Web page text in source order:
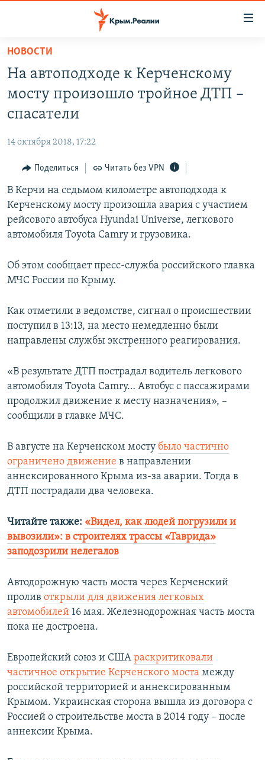
Вернуться
основному
содержанию
Вернутся
главной
навигации
Вернутся
поиску
СПЕЦПРОЕКТЫ
11 ЛЕТ ОККУПАЦИИ КРЫМА. 11 ИСТОРИЙ СОПРОТИВЛЕНИЯ
ЕЩЕ
ИНТЕРАКТИВ
ИНФОГРАФИКА
ТЕЛЕПРОЕКТ КРЫМ.РЕАЛИИ
СОВЕТЫ ПРАВОЗАЩИТНИКОВ
ПОБЕДИТЕЛЕЙ НЕ СУДЯТ?
УКРАИНСКАЯ ПРОБЛЕМА КРЫМА
РАДІО СВОБОДА
КАК ОБОЙТИ БЛОКИРОВКУ
Українською
ПРИСОЕДИНЯЙТЕСЬ!
НОВОСТИ
На автоподходе к Керченскому
мосту произошло тройное ДТП –
спасатели
14 октября 2018, 17:22
Поделиться Читать без VPN
В Керчи на седьмом километре автоподхода к
Керченскому мосту произошла авария с участием
рейсового автобуса Hyundai Universe, легкового
автомобиля Toуota Camry и грузовика.
Об этом сообщает пресс-служба росcийского главка
МЧС России по Крыму.
Как отметили в ведомстве, сигнал о происшествии
поступил в 13:13, на место немедленно были
направлены службы экстренного реагирования.
«В результате ДТП пострадал водитель легкового
автомобиля Toуota Camry… Автобус с пассажирами
продолжил движение к месту назначения», –
сообщили в главке МЧС.
В августе на Керченском мосту было частично
ограничено движение в направлении
аннексированного Крыма из-за аварии. Тогда в
ДТП пострадали два человека.
Читайте также: «Видел, как людей погрузили и
вывозили»: в строителях трассы «Таврида»
заподозрили нелегалов
Автодорожную часть моста через Керченский
пролив открыли для движения легковых
автомобилей 16 мая. Железнодорожная часть моста
пока не достроена.
Европейский союз и США раскритиковали
частичное открытие Керченского моста между
российской территорией и аннексированным
Крымом. Украинская сторона вышла из договора с
Россией о строительстве моста в 2014 году – после
аннексии Крыма.